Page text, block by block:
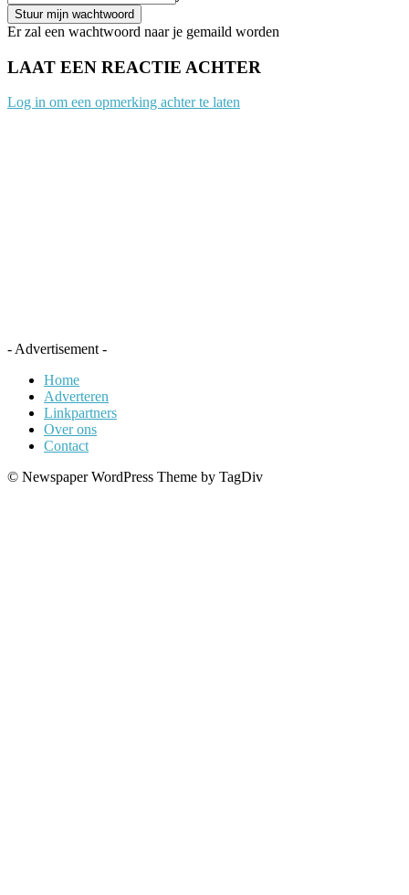
Er zal een wachtwoord naar je gemaild worden
LAAT EEN REACTIE ACHTER
Log in om een opmerking achter te laten
- Advertisement -
Home
Adverteren
Linkpartners
Over ons
Contact
© Newspaper WordPress Theme by TagDiv